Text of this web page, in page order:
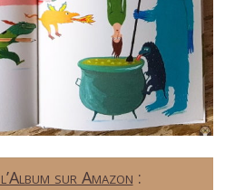
sur Amazon :